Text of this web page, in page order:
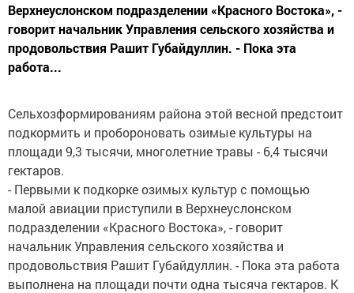
Верхнеуслонском подразделении «Красного Востока», -
говорит начальник Управления сельского хозяйства и
продовольствия Рашит Губайдуллин. - Пока эта
работа...
Сельхозформированиям района этой весной предстоит
подкормить и пробороновать озимые культуры на
площади 9,3 тысячи, многолетние травы - 6,4 тысячи
гектаров.
- Первыми к подкорке озимых культур с помощью
малой авиации приступили в Верхнеуслонском
подразделении «Красного Востока», - говорит
начальник Управления сельского хозяйства и
продовольствия Рашит Губайдуллин. - Пока эта работа
выполнена на площади почти одна тысяча гектаров. К